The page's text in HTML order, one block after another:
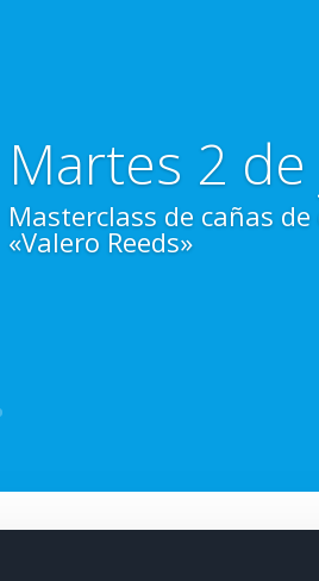
Martes 2
Masterclass de cañas
«Valero Reeds»